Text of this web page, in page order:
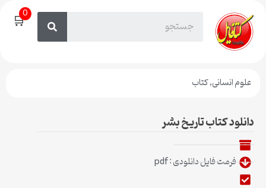
🛒0
علوم انسانی,کتاب
دانلود کتاب تاریخ بشر
فرمت فایل دانلودی : pdf